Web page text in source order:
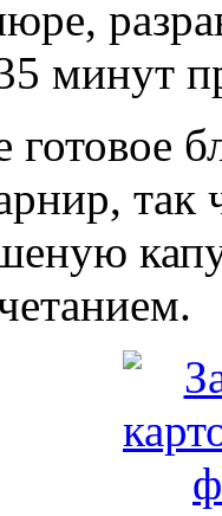
минут
так